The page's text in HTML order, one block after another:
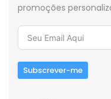
promoções
Subscrever-me